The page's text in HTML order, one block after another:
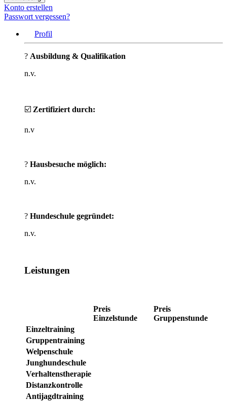
Konto erstellen
Passwort vergessen?
Profil
? Ausbildung & Qualifikation
n.v.
☑️ Zertifiziert durch:
n.v
? Hausbesuche möglich:
n.v.
? Hundeschule gegründet:
n.v.
Leistungen
Preis
Einzelstunde
Preis
Gruppenstunde
Einzeltraining
Gruppentraining
Welpenschule
Junghundeschule
Verhaltenstherapie
Distanzkontrolle
Antijagdtraining